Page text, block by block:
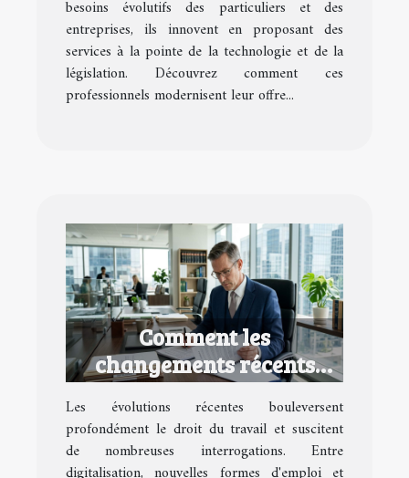
besoins évolutifs des particuliers et des
entreprises, ils innovent en proposant des
services à la pointe de la technologie et de la
législation. Découvrez comment ces
professionnels modernisent leur offre...
Comment les
changements récents
impactent-ils le droit du
travail ?
Les évolutions récentes bouleversent
profondément le droit du travail et suscitent
de nombreuses interrogations. Entre